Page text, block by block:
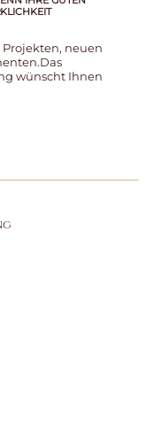
neuen
wünscht Ihnen